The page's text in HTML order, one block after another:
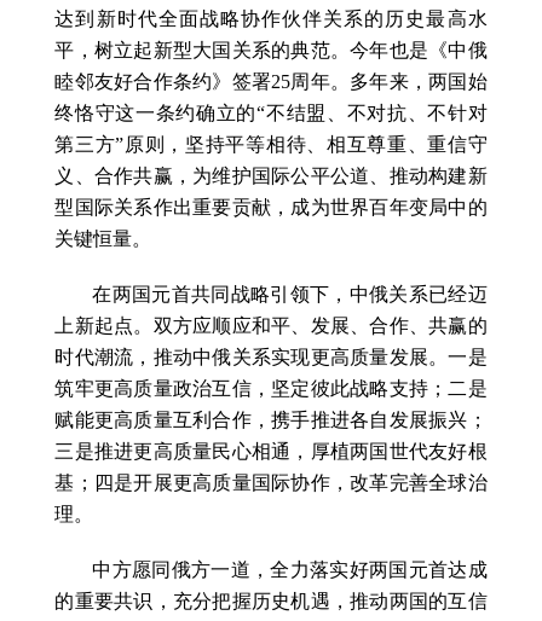
达到新时代全面战略协作伙伴关系的历史最高水
平，树立起新型大国关系的典范。今年也是《中俄
睦邻友好合作条约》签署25周年。多年来，两国始
终恪守这一条约确立的“不结盟、不对抗、不针对
第三方”原则，坚持平等相待、相互尊重、重信守
义、合作共赢，为维护国际公平公道、推动构建新
型国际关系作出重要贡献，成为世界百年变局中的
关键恒量。
在两国元首共同战略引领下，中俄关系已经迈
上新起点。双方应顺应和平、发展、合作、共赢的
时代潮流，推动中俄关系实现更高质量发展。一是
筑牢更高质量政治互信，坚定彼此战略支持；二是
赋能更高质量互利合作，携手推进各自发展振兴；
三是推进更高质量民心相通，厚植两国世代友好根
基；四是开展更高质量国际协作，改革完善全球治
理。
中方愿同俄方一道，全力落实好两国元首达成
的重要共识，充分把握历史机遇，推动两国的互信